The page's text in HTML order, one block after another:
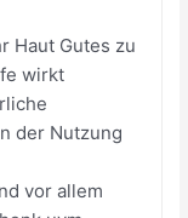
Haut Gutes zu
wirkt
der Nutzung
vor allem